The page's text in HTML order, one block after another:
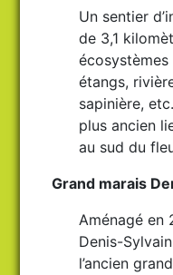
Un sentier
de 3,1
étangs,
sapinière,
plus ancien
au sud du
Grand marais
Aménagé en
Denis-
l’ancien